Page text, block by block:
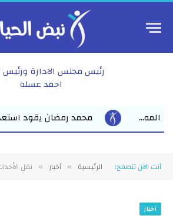
رئيس مجلس الادارة ورئيس
احمد عسله
مبكرة للعام الدراسي الجديد
أنت الآن تتصفح: الرئيسية » أخبار » نقل الأحداث وإبراز
أخبار